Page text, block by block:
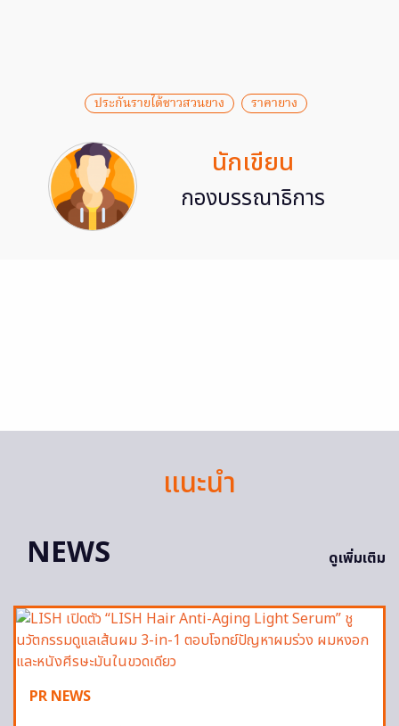
ประกันรายได้ชาวสวนยาง ราคายาง
นักเขียน
กองบรรณาธิการ
แนะนำ
NEWS
ดูเพิ่มเติม
PR NEWS